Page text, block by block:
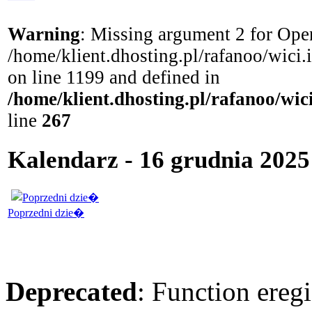
Warning: Missing argument 2 for
/home/klient.dhosting.pl/rafanoo/
on line 1199 and defined in
/home/klient.dhosting.pl/rafanoo/
line 267
Kalendarz - 16 grudnia
Poprzedni dzie�
Deprecated: Function